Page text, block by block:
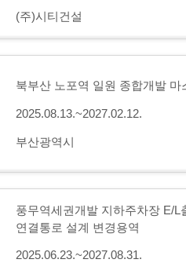
(주)시티건설
북부산 노포역 일원 종합개발
2025.08.13.~2027.02.12.
부산광역시
풍무역세권개발 지하주차장 E/L
연결통로 설계 변경용역
2025.06.23.~2027.08.31.